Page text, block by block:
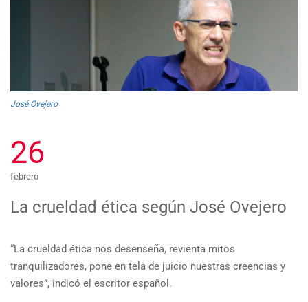
José Ovejero
26
febrero
La crueldad ética según José Ovejero
“La crueldad ética nos desenseña, revienta mitos
tranquilizadores, pone en tela de juicio nuestras creencias y
valores”, indicó el escritor español.